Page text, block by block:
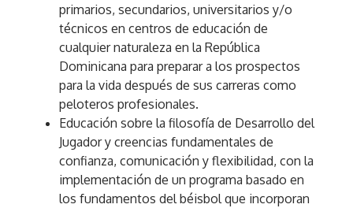
primarios, secundarios, universitarios y/o
técnicos en centros de educación de
cualquier naturaleza en la República
Dominicana para preparar a los prospectos
para la vida después de sus carreras como
peloteros profesionales.
Educación sobre la filosofía de Desarrollo del
Jugador y creencias fundamentales de
confianza, comunicación y flexibilidad, con la
implementación de un programa basado en
los fundamentos del béisbol que incorporan